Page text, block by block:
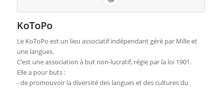
KoToPo
Le KoToPo est un lieu associatif indépendant géré par Mille et
une langues.
C’est une association à but non-lucratif, régie par la loi 1901.
Elle a pour buts :
- de promouvoir la diversité des langues et des cultures du